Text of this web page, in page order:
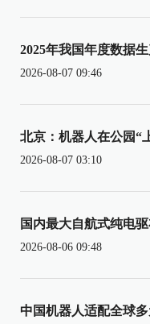
2025年我国年度数据
2026-08-07 09:46
北京：机器人在公园“
2026-08-07 03:10
国内最大自航式纯电
2026-08-06 09:48
中国机器人适配全球